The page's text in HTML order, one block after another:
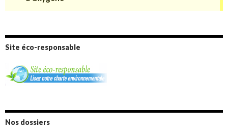
Site éco-responsable
Nos dossiers